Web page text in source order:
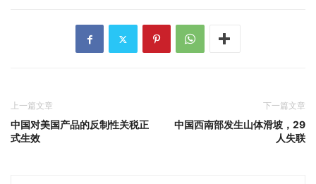
上一篇文章
中国对美国产品的反制性关税正
式生效
下一篇文章
中国西南部发生山体滑坡，29
人失联